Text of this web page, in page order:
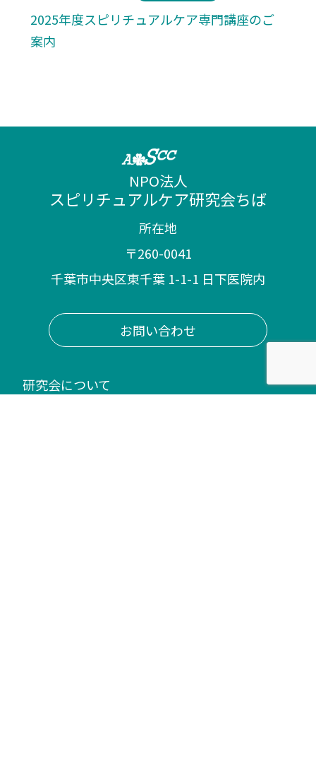
2025年度スピリチュアルケア専門講座のご
案内
NPO法人
スピリチュアルケア研究会ちば
所在地
〒260-0041
千葉市中央区東千葉 1-1-1 日下医院内
お問い合わせ
研究会について